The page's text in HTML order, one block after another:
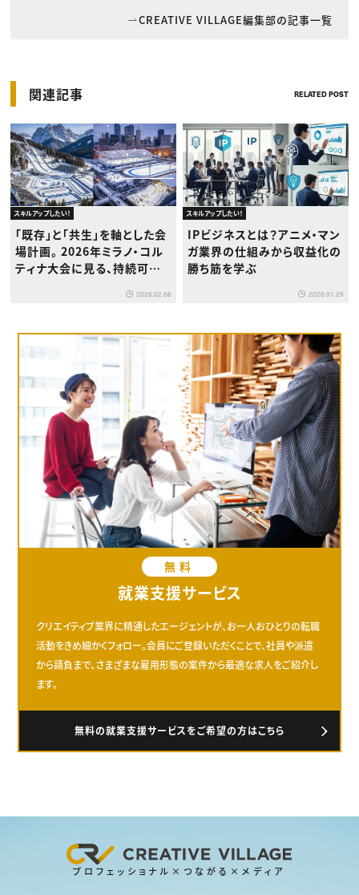
CREATIVE VILLAGE編集部の記事一覧
関連記事 RELATED POST
スキルアップしたい！
「既存」と「共生」を軸とした会
場計画。 2026年ミラノ・コル
ティナ大会に見る、持続可能
2026.02.06
スキルアップしたい！
IPビジネスとは？アニメ・マン
ガ業界の仕組みから収益化の
勝ち筋を学ぶ
2026.01.29
無料
就業支援サービス
クリエイティブ業界に精通したエージェントが、お一人おひとりの転職
活動をきめ細かくフォロー。会員にご登録いただくことで、社員や派遣
から請負まで、さまざまな雇用形態の案件から最適な求人をご紹介し
ます。
無料の就業支援サービスをご希望の方はこちら
プロフェッショナル×つながる×メディア